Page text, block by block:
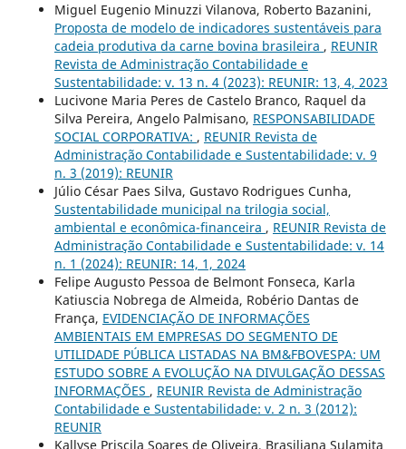
Miguel Eugenio Minuzzi Vilanova, Roberto Bazanini,
Proposta de modelo de indicadores sustentáveis para
cadeia produtiva da carne bovina brasileira , REUNIR
Revista de Administração Contabilidade e
Sustentabilidade: v. 13 n. 4 (2023): REUNIR: 13, 4, 2023
Lucivone Maria Peres de Castelo Branco, Raquel da
Silva Pereira, Angelo Palmisano, RESPONSABILIDADE
SOCIAL CORPORATIVA: , REUNIR Revista de
Administração Contabilidade e Sustentabilidade: v. 9
n. 3 (2019): REUNIR
Júlio César Paes Silva, Gustavo Rodrigues Cunha,
Sustentabilidade municipal na trilogia social,
ambiental e econômica-financeira , REUNIR Revista de
Administração Contabilidade e Sustentabilidade: v. 14
n. 1 (2024): REUNIR: 14, 1, 2024
Felipe Augusto Pessoa de Belmont Fonseca, Karla
Katiuscia Nobrega de Almeida, Robério Dantas de
França, EVIDENCIAÇÃO DE INFORMAÇÕES
AMBIENTAIS EM EMPRESAS DO SEGMENTO DE
UTILIDADE PÚBLICA LISTADAS NA BM&FBOVESPA: UM
ESTUDO SOBRE A EVOLUÇÃO NA DIVULGAÇÃO DESSAS
INFORMAÇÕES , REUNIR Revista de Administração
Contabilidade e Sustentabilidade: v. 2 n. 3 (2012):
REUNIR
Kallyse Priscila Soares de Oliveira, Brasiliana Sulamita